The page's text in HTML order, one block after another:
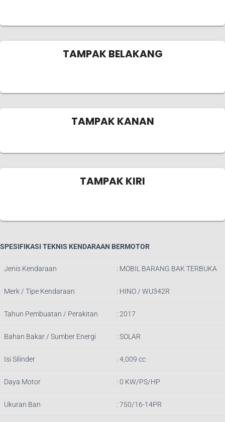
TAMPAK BELAKANG
TAMPAK KANAN
TAMPAK KIRI
SPESIFIKASI TEKNIS KENDARAAN BERMOTOR
Jenis Kendaraan : MOBIL BARANG BAK TERBUKA
Merk / Tipe Kendaraan : HINO / WU342R
Tahun Pembuatan / Perakitan : 2017
Bahan Bakar / Sumber Energi : SOLAR
Isi Silinder : 4,009 cc
Daya Motor : 0 KW/PS/HP
Ukuran Ban : 750/16-14PR